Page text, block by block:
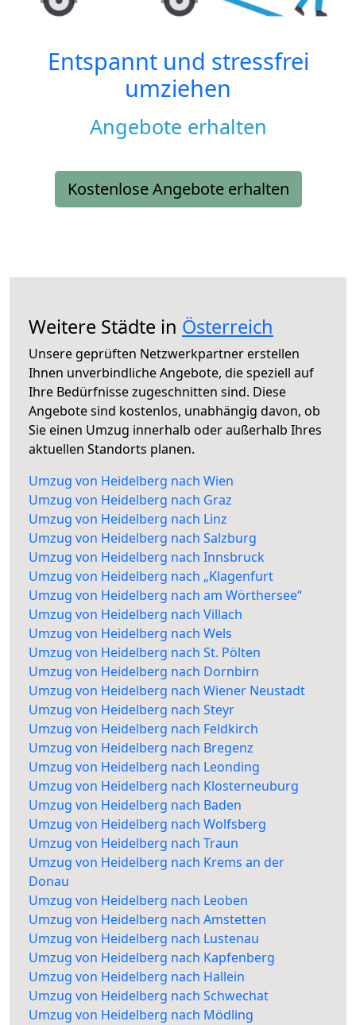
Entspannt und stressfrei
umziehen
Angebote erhalten
Kostenlose Angebote erhalten
Weitere Städte in Österreich
Unsere geprüften Netzwerkpartner erstellen
Ihnen unverbindliche Angebote, die speziell auf
Ihre Bedürfnisse zugeschnitten sind. Diese
Angebote sind kostenlos, unabhängig davon, ob
Sie einen Umzug innerhalb oder außerhalb Ihres
aktuellen Standorts planen.
Umzug von Heidelberg nach Wien
Umzug von Heidelberg nach Graz
Umzug von Heidelberg nach Linz
Umzug von Heidelberg nach Salzburg
Umzug von Heidelberg nach Innsbruck
Umzug von Heidelberg nach „Klagenfurt
Umzug von Heidelberg nach am Wörthersee“
Umzug von Heidelberg nach Villach
Umzug von Heidelberg nach Wels
Umzug von Heidelberg nach St. Pölten
Umzug von Heidelberg nach Dornbirn
Umzug von Heidelberg nach Wiener Neustadt
Umzug von Heidelberg nach Steyr
Umzug von Heidelberg nach Feldkirch
Umzug von Heidelberg nach Bregenz
Umzug von Heidelberg nach Leonding
Umzug von Heidelberg nach Klosterneuburg
Umzug von Heidelberg nach Baden
Umzug von Heidelberg nach Wolfsberg
Umzug von Heidelberg nach Traun
Umzug von Heidelberg nach Krems an der
Donau
Umzug von Heidelberg nach Leoben
Umzug von Heidelberg nach Amstetten
Umzug von Heidelberg nach Lustenau
Umzug von Heidelberg nach Kapfenberg
Umzug von Heidelberg nach Hallein
Umzug von Heidelberg nach Schwechat
Umzug von Heidelberg nach Mödling